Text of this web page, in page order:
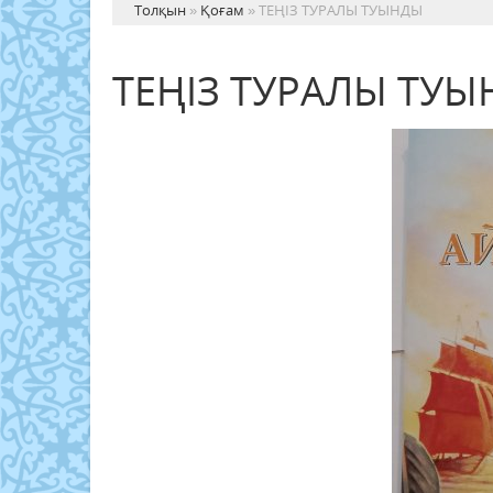
Толқын » Қоғам » ТЕҢІЗ ТУРАЛЫ ТУЫНДЫ
ТЕҢІЗ ТУРАЛЫ